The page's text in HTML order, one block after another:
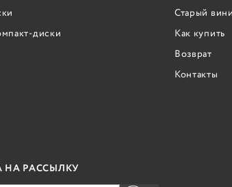
диски
Старый
Как купить
Возврат
Контакты
НА РАССЫЛКУ